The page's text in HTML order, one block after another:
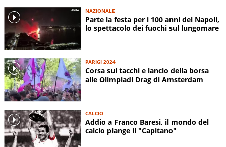
NAZIONALE
Parte la festa per i 100 anni del Napoli,
lo spettacolo dei fuochi sul lungomare
PARIGI 2024
Corsa sui tacchi e lancio della borsa
alle Olimpiadi Drag di Amsterdam
CALCIO
Addio a Franco Baresi, il mondo del
calcio piange il "Capitano"